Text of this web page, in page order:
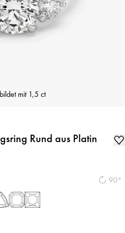
mit 1,5 ct
Rund aus Platin
90°